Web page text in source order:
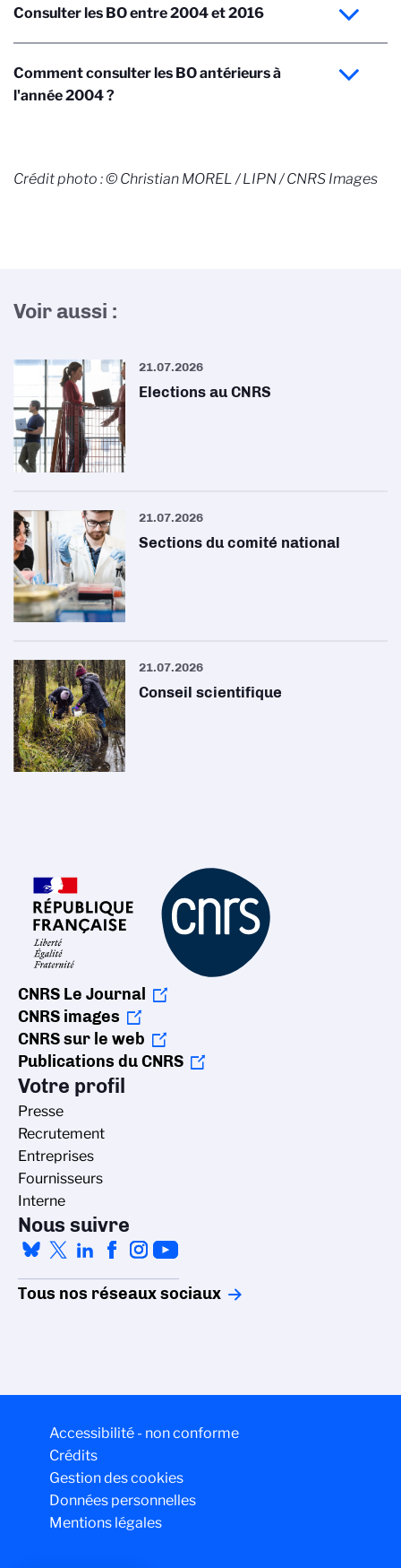
Consulter les BO entre 2004 et 2016
Comment consulter les BO antérieurs à
l'année 2004 ?
Crédit photo : © Christian MOREL / LIPN / CNRS Images
Voir aussi :
21.07.2026
Elections au CNRS
21.07.2026
Sections du comité national
21.07.2026
Conseil scientifique
CNRS Le Journal
CNRS images
CNRS sur le web
Publications du CNRS
Votre profil
Presse
Recrutement
Entreprises
Fournisseurs
Interne
Nous suivre
Tous nos réseaux sociaux
Accessibilité - non conforme
Crédits
Gestion des cookies
Données personnelles
Mentions légales